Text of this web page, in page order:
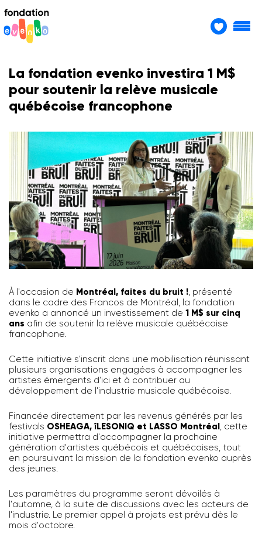
La fondation evenko investira 1 M$
pour soutenir la relève musicale
québécoise francophone
À l'occasion de Montréal, faites du bruit !, présenté
dans le cadre des Francos de Montréal, la fondation
evenko a annoncé un investissement de 1 M$ sur cinq
ans afin de soutenir la relève musicale québécoise
francophone.
Cette initiative s'inscrit dans une mobilisation réunissant
plusieurs organisations engagées à accompagner les
artistes émergents d'ici et à contribuer au
développement de l'industrie musicale québécoise.
Financée directement par les revenus générés par les
festivals OSHEAGA, îLESONIQ et LASSO Montréal, cette
initiative permettra d'accompagner la prochaine
génération d'artistes québécois et québécoises, tout
en poursuivant la mission de la fondation evenko auprès
des jeunes.
Les paramètres du programme seront dévoilés à
l'automne, à la suite de discussions avec les acteurs de
l'industrie. Le premier appel à projets est prévu dès le
mois d'octobre.